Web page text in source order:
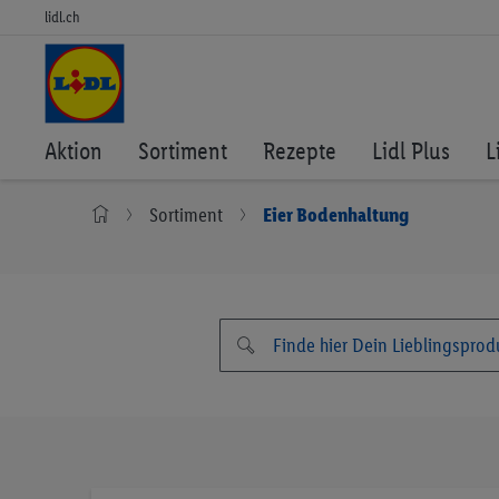
lidl.ch
Aktion Sortiment Rezepte Lidl Plus
Sortiment Eier Bodenhaltung